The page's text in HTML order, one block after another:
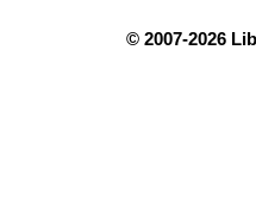
© 2007-2026